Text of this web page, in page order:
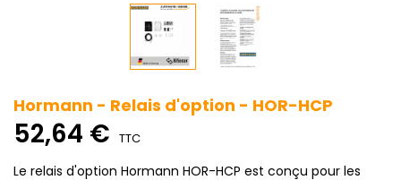
Hormann - Relais d'option - HOR-HCP
52,64 € TTC
Le relais d'option Hormann HOR-HCP est conçu pour les